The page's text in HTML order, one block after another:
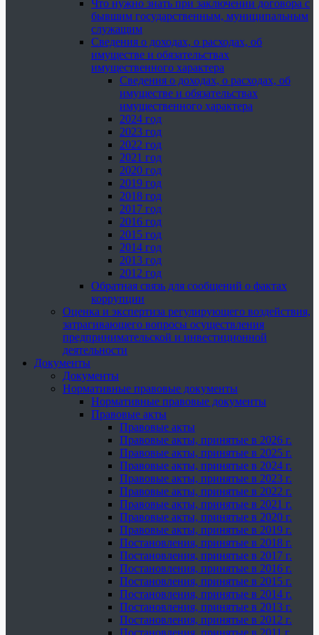
Что нужно знать при заключении договора с
бывшим государственным, муниципальным
служащим
Сведения о доходах, о расходах, об
имуществе и обязательствах
имущественного характера
Сведения о доходах, о расходах, об
имуществе и обязательствах
имущественного характера
2024 год
2023 год
2022 год
2021 год
2020 год
2019 год
2018 год
2017 год
2016 год
2015 год
2014 год
2013 год
2012 год
Обратная связь для сообщений о фактах
коррупции
Оценка и экспертиза регулирующего воздействия,
затрагивающего вопросы осуществления
предпринимательской и инвестиционной
деятельности
Документы
Документы
Нормативные правовые документы
Нормативные правовые документы
Правовые акты
Правовые акты
Правовые акты, принятые в 2026 г.
Правовые акты, принятые в 2025 г.
Правовые акты, принятые в 2024 г.
Правовые акты, принятые в 2023 г.
Правовые акты, принятые в 2022 г.
Правовые акты, принятые в 2021 г.
Правовые акты, принятые в 2020 г.
Правовые акты, принятые в 2019 г.
Постановления, принятые в 2018 г.
Постановления, принятые в 2017 г.
Постановления, принятые в 2016 г.
Постановления, принятые в 2015 г.
Постановления, принятые в 2014 г.
Постановления, принятые в 2013 г.
Постановления, принятые в 2012 г.
Постановления, принятые в 2011 г.